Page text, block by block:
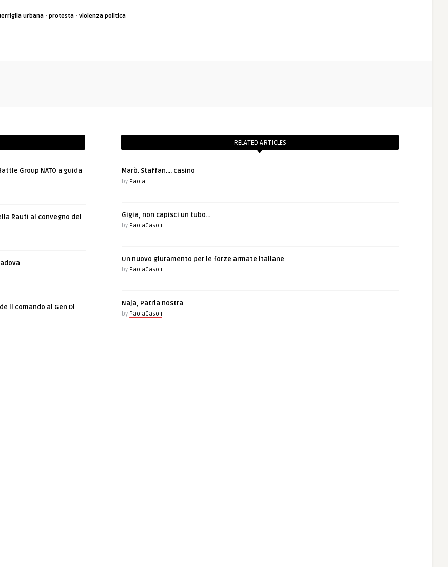
urbana · protesta · violenza politica
Group NATO a guida
Rauti al convegno del
il comando al Gen Di
RELATED ARTICLES
Marò. Staffan…. casino
by Paola
Gigia, non capisci un tubo…
by PaolaCasoli
Un nuovo giuramento per le forze armate italiane
by PaolaCasoli
Naja, Patria nostra
by PaolaCasoli